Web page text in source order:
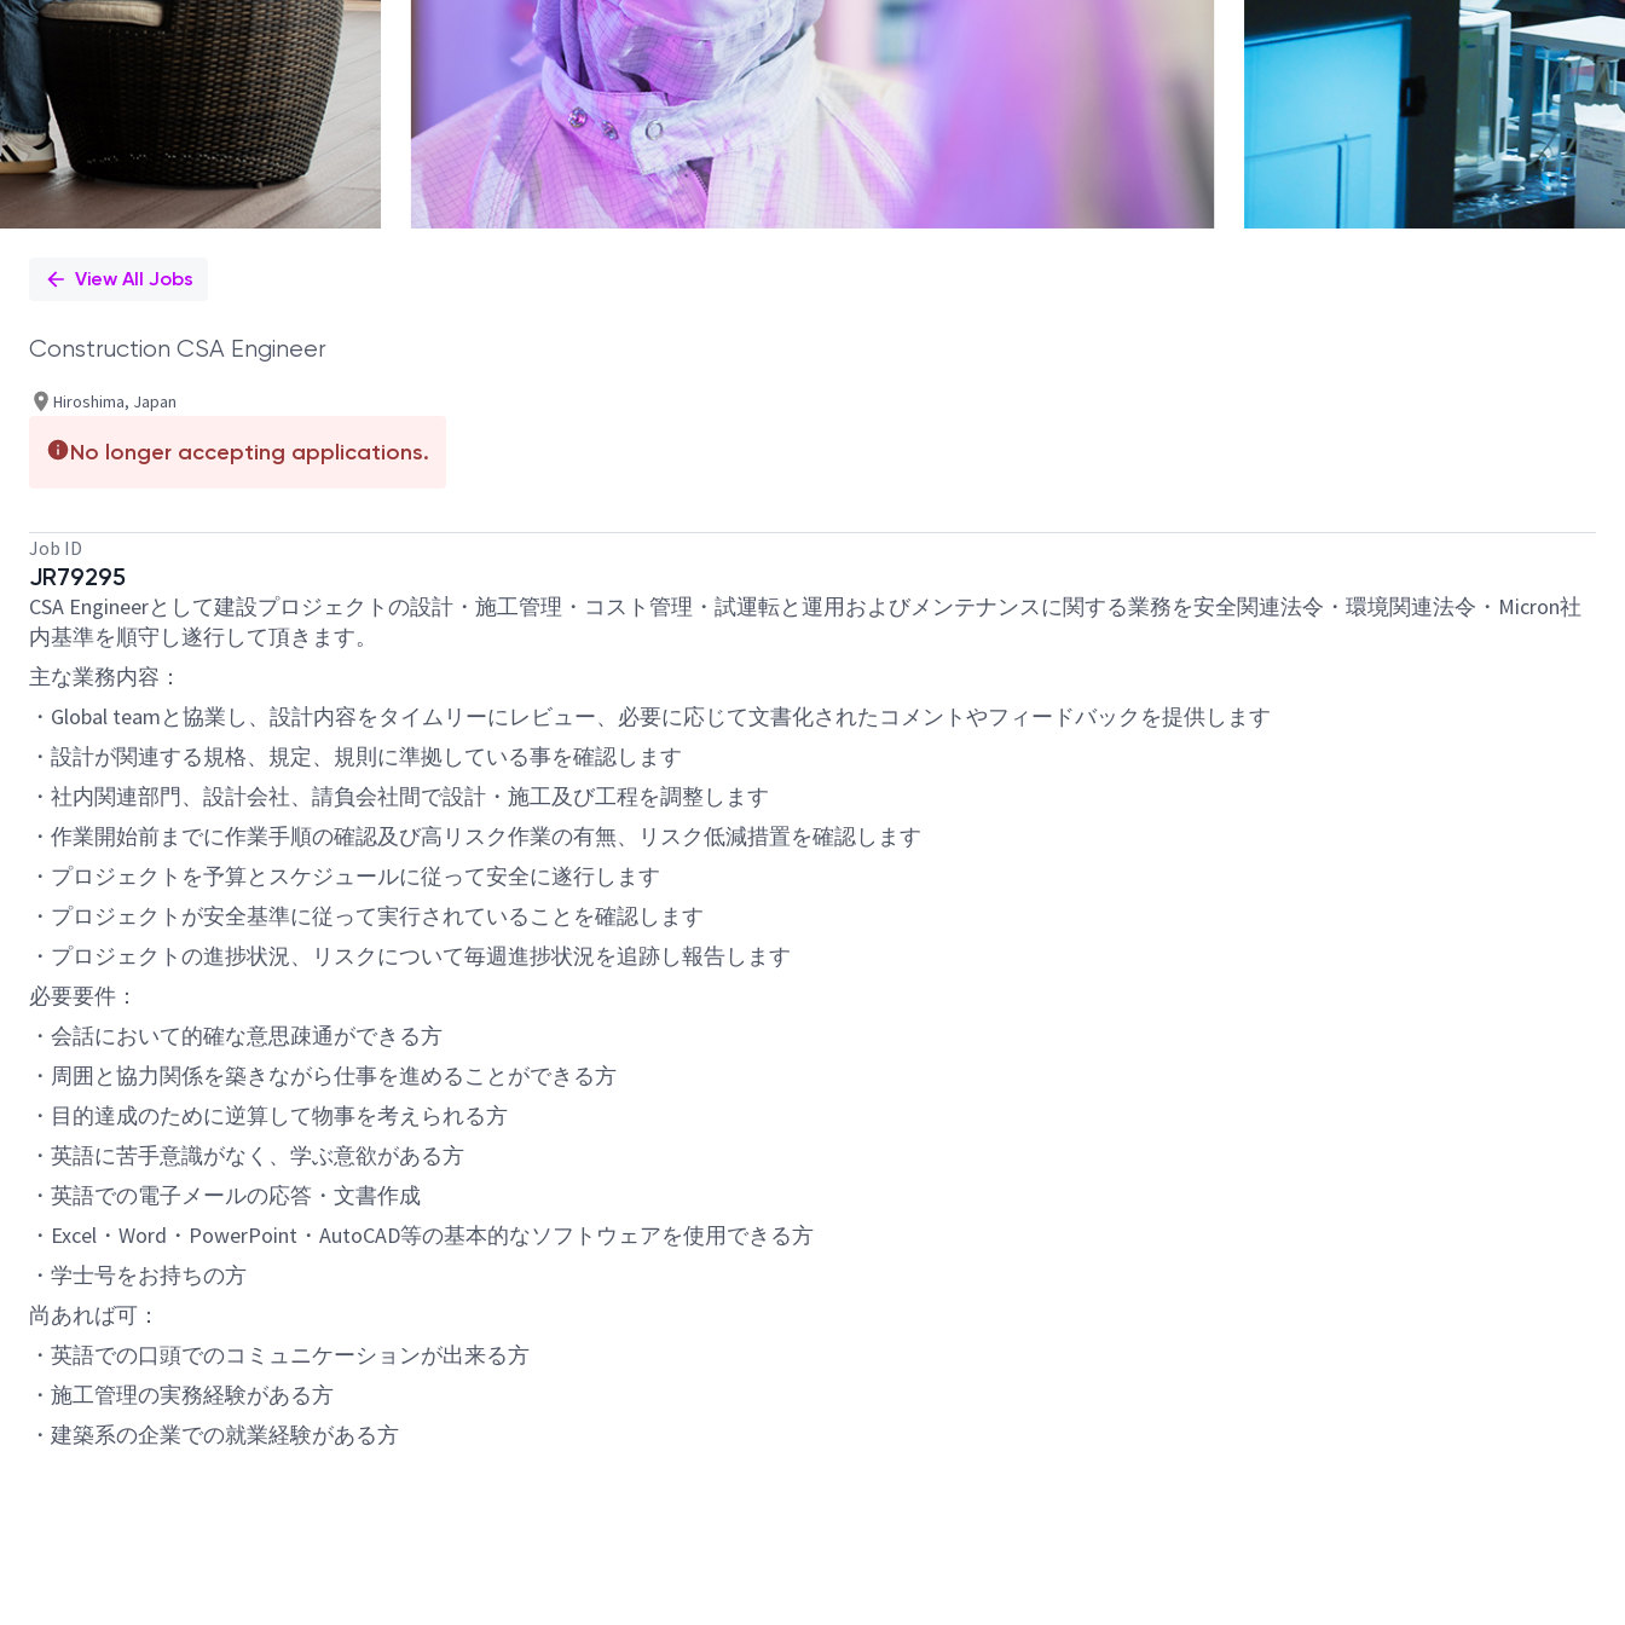
View All Jobs
Construction CSA Engineer
Hiroshima, Japan
No longer accepting applications.
Job ID
JR79295
CSA Engineerとして建設プロジェクトの設計・施工管理・コスト管理・試運転と運用およびメンテナンスに関する業務を安全関連法令・環境関連法令・Micron社
内基準を順守し遂行して頂きます。
主な業務内容：
・Global teamと協業し、設計内容をタイムリーにレビュー、必要に応じて文書化されたコメントやフィードバックを提供します
・設計が関連する規格、規定、規則に準拠している事を確認します
・社内関連部門、設計会社、請負会社間で設計・施工及び工程を調整します
・作業開始前までに作業手順の確認及び高リスク作業の有無、リスク低減措置を確認します
・プロジェクトを予算とスケジュールに従って安全に遂行します
・プロジェクトが安全基準に従って実行されていることを確認します
・プロジェクトの進捗状況、リスクについて毎週進捗状況を追跡し報告します
必要要件：
・会話において的確な意思疎通ができる方
・周囲と協力関係を築きながら仕事を進めることができる方
・目的達成のために逆算して物事を考えられる方
・英語に苦手意識がなく、学ぶ意欲がある方
・英語での電子メールの応答・文書作成
・Excel・Word・PowerPoint・AutoCAD等の基本的なソフトウェアを使用できる方
・学士号をお持ちの方
尚あれば可：
・英語での口頭でのコミュニケーションが出来る方
・施工管理の実務経験がある方
・建築系の企業での就業経験がある方